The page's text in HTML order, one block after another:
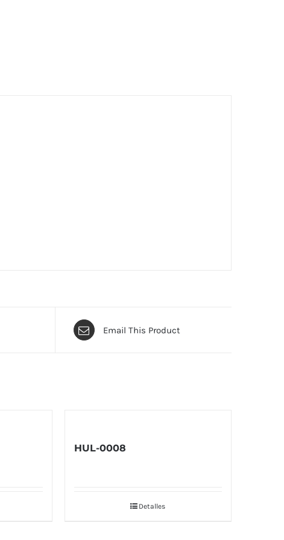
Email This Product
HUL-0008
Detalles